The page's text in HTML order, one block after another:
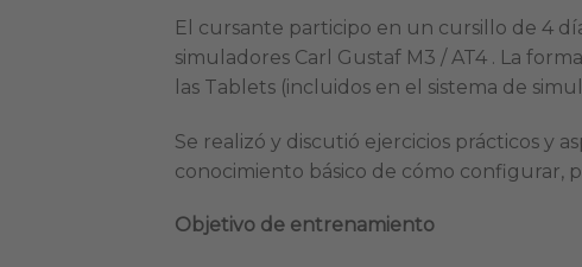
El cursante participo en un cursillo de 4
simuladores Carl Gustaf M3 / AT4 . La
las Tablets (incluidos en el sistema de
Se realizó y discutió ejercicios prácticos y
conocimiento básico de cómo configurar,
Objetivo de entrenamiento